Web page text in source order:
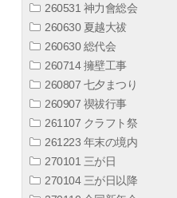
260531 神力會総会
260630 夏越大祓
260630 総代会
260714 擁壁工事
260807 七夕まつり
260907 禊祓行事
261107 クラフト祭
261223 年末の境内
270101 三が日
270104 三が日以降